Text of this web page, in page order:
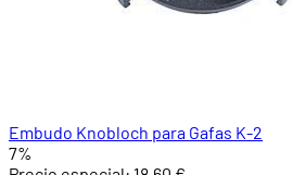
Embudo Knobloch para Gafas K-2
7%